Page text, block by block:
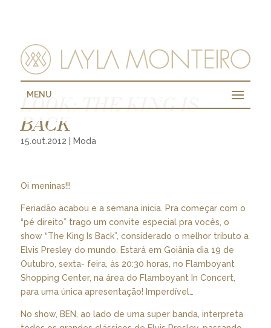
MENU
LOOK: THE KING IS
BACK
15.out.2012 Moda
Oi meninas!!!
Feriadão acabou e a semana inicia. Pra começar com o
“pé direito” trago um convite especial pra vocês, o
show “The King Is Back”, considerado o melhor tributo a
Elvis Presley do mundo. Estará em Goiânia dia 19 de
Outubro, sexta- feira, às 20:30 horas, no Flamboyant
Shopping Center, na área do Flamboyant In Concert,
para uma única apresentação! Imperdível…
No show, BEN, ao lado de uma super banda, interpreta